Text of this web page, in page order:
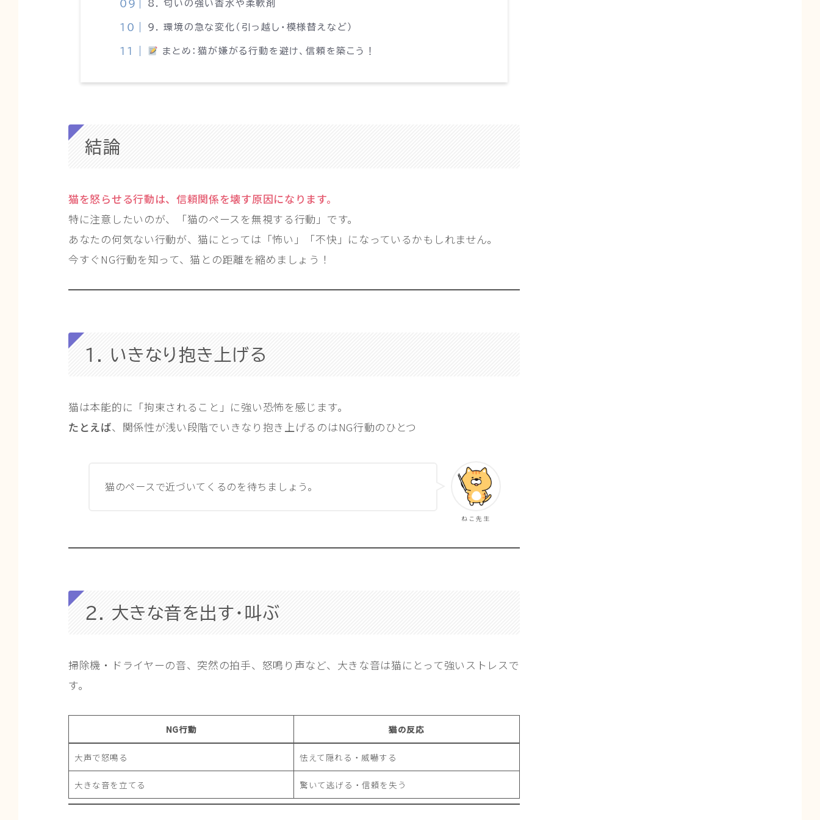
8. 匂いの強い香水や柔軟剤
9. 環境の急な変化（引っ越し・模様替えなど）
まとめ ：猫が嫌がる行動を避け、信頼を築こう！
結論
猫を怒らせる行動は、信頼関係を壊す原因になります。
特に注意したいのが、「猫のペースを無視する行動」です。
あなたの何気ない行動が、猫にとっては「怖い」「不快」になっているかもしれません。
今すぐNG行動を知って、猫との距離を縮めましょう！
1. いきなり抱き上げる
猫は本能的に「拘束されること」に強い恐怖を感じます。
たとえば、関係性が浅い段階でいきなり抱き上げるのはNG行動のひとつ
ねこ先生
猫のペースで近づいてくるのを待ちましょう。
2. 大きな音を出す・叫ぶ
掃除機・ドライヤーの音、突然の拍手、怒鳴り声など、大きな音は猫にとって強いストレスで
す。
NG行動 猫の反応
大声で怒鳴る 怯えて隠れる・威嚇する
大きな音を立てる 驚いて逃げる・信頼を失う